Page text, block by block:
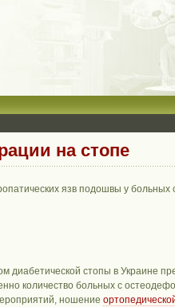
на стопе
язв подошвы у больных
диабетической стопы в Украине
количество больных с
ношение